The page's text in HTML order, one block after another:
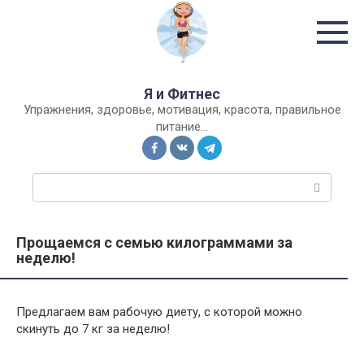
Я и Фитнес
Упражнения, здоровье, мотивация, красота, правильное
питание…
о
к
Прощаемся с семью килограммами за
неделю!
Предлагаем вам рабочую диету, с которой можно
скинуть до 7 кг за неделю!